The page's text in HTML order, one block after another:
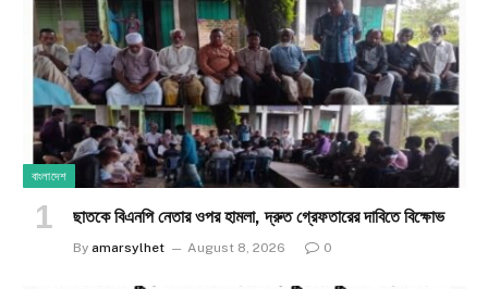
বাংলাদেশ
ছাতকে বিএনপি নেতার ওপর হামলা, দ্রুত গ্রেফতারের দাবিতে বিক্ষোভ
By amarsylhet August 8, 2026 0